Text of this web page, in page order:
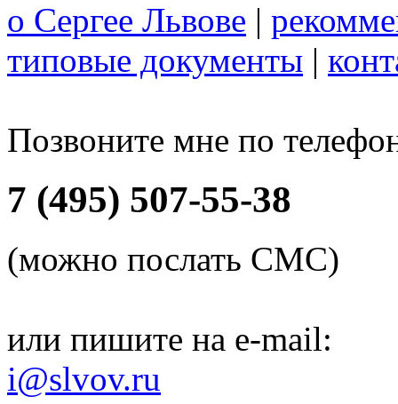
о Сергее Львове |
типовые документы |
Позвоните мне по
7 (495) 507-55-38
(можно послать СМС)
или пишите на e-mail:
i@slvov.ru